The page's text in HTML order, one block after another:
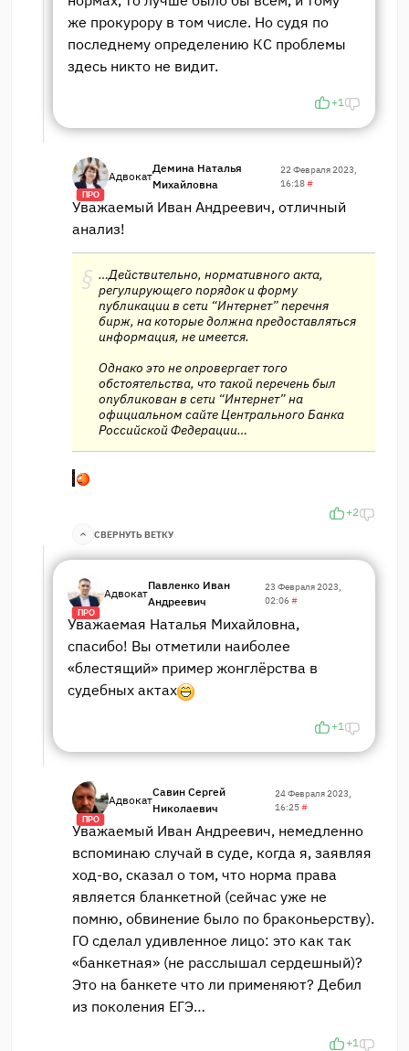
же прокурору в том числе. Но судя по
последнему определению КС проблемы
здесь никто не видит.
+1
ПРО
Адвокат
Демина Наталья
Михайловна
22 Февраля 2023,
16:18#
Уважаемый Иван Андреевич, отличный
анализ!
…Действительно, нормативного акта,
регулирующего порядок и форму
публикации в сети “Интернет” перечня
бирж, на которые должна предоставляться
информация, не имеется.
Однако это не опровергает того
обстоятельства, что такой перечень был
опубликован в сети “Интернет” на
официальном сайте Центрального Банка
Российской Федерации…
+2
СВЕРНУТЬ ВЕТКУ
ПРО
Адвокат
Павленко Иван
Андреевич
23 Февраля 2023,
02:06#
Уважаемая Наталья Михайловна,
спасибо! Вы отметили наиболее
«блестящий» пример жонглёрства в
судебных актах
+1
ПРО
Адвокат
Савин Сергей
Николаевич
24 Февраля 2023,
16:25#
Уважаемый Иван Андреевич, немедленно
вспоминаю случай в суде, когда я, заявляя
ход-во, сказал о том, что норма права
является бланкетной (сейчас уже не
помню, обвинение было по браконьерству).
ГО сделал удивленное лицо: это как так
«банкетная» (не расслышал сердешный)?
Это на банкете что ли применяют? Дебил
из поколения ЕГЭ…
+1